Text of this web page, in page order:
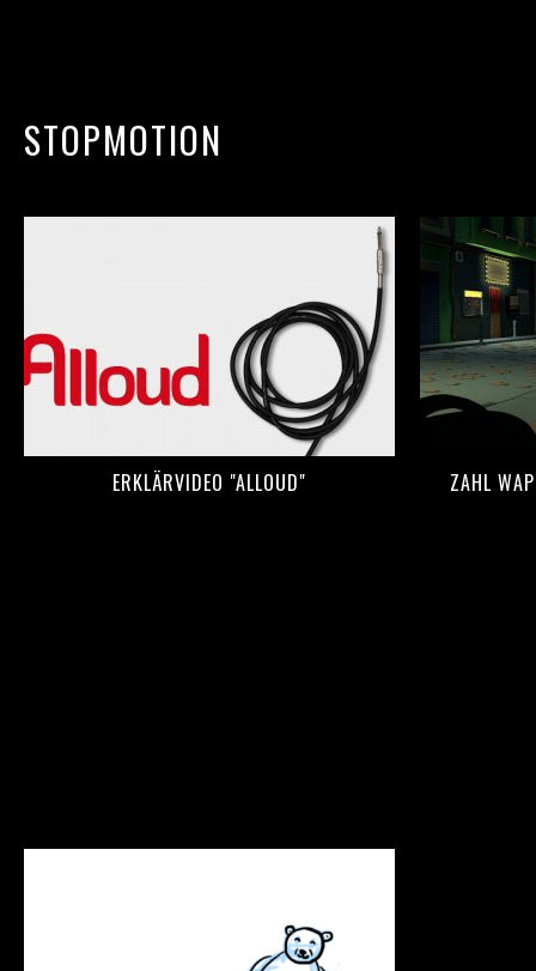
STOPMOTION
ERKLÄRVIDEO "ALLOUD" ZAHL